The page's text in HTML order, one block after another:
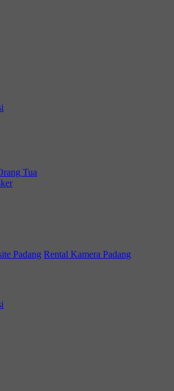
Tua
Padang Rental Kamera Padang